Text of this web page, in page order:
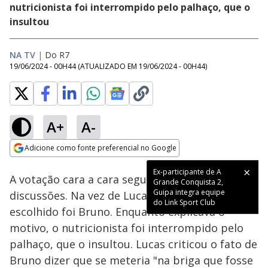
nutricionista foi interrompido pelo palhaço, que o
insultou
NA TV | Do R7
19/06/2024 - 00H44 (ATUALIZADO EM 19/06/2024 - 00H44)
A+ A-
Adicione como fonte preferencial no Google
Ex-participante de A
Grande Conquista 2,
Guipa integra equipe
do Link Sport Club
Ativar
100.00%
A votação cara a cara seguiu recheada de
discussões. Na vez de Lucas de Albú, o
escolhido foi Bruno. Enquanto explicava o
motivo, o nutricionista foi interrompido pelo
palhaço, que o insultou. Lucas criticou o fato de
Bruno dizer que se meteria "na briga que fosse